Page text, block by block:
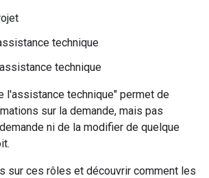
technique
technique
l'assistance technique" permet de
sur la demande, mais pas
ni de la modifier de quelque
sur ces rôles et découvrir comment les